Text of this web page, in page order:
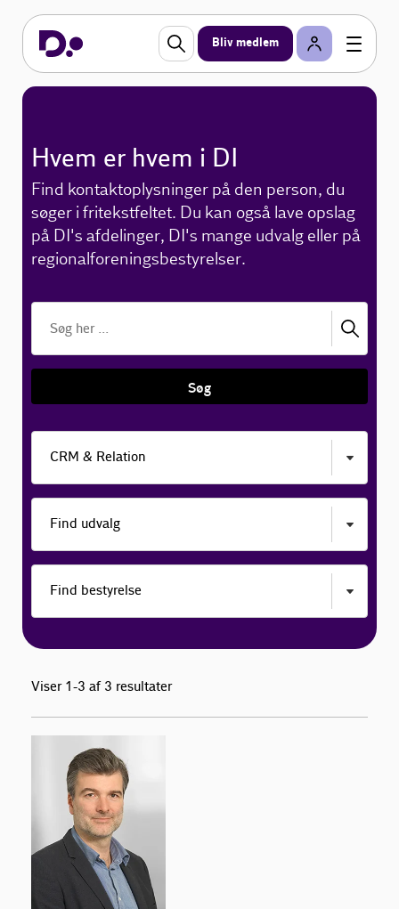
Bliv medlem
Hvem er hvem i DI
Find kontaktoplysninger på den person, du
søger i fritekstfeltet. Du kan også lave opslag
på DI's afdelinger, DI's mange udvalg eller på
regionalforeningsbestyrelser.
Søg
Viser 1-3 af 3 resultater